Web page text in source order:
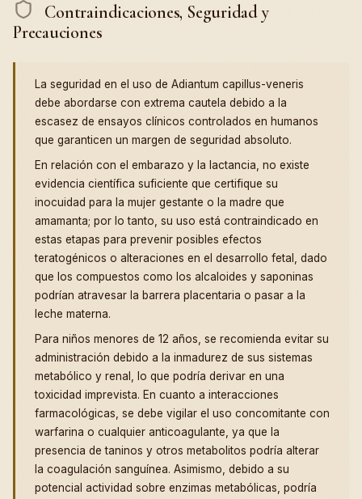
Contraindicaciones, Seguridad y
Precauciones
La seguridad en el uso de Adiantum capillus-veneris
debe abordarse con extrema cautela debido a la
escasez de ensayos clínicos controlados en humanos
que garanticen un margen de seguridad absoluto.
En relación con el embarazo y la lactancia, no existe
evidencia científica suficiente que certifique su
inocuidad para la mujer gestante o la madre que
amamanta; por lo tanto, su uso está contraindicado en
estas etapas para prevenir posibles efectos
teratogénicos o alteraciones en el desarrollo fetal, dado
que los compuestos como los alcaloides y saponinas
podrían atravesar la barrera placentaria o pasar a la
leche materna.
Para niños menores de 12 años, se recomienda evitar su
administración debido a la inmadurez de sus sistemas
metabólico y renal, lo que podría derivar en una
toxicidad imprevista. En cuanto a interacciones
farmacológicas, se debe vigilar el uso concomitante con
warfarina o cualquier anticoagulante, ya que la
presencia de taninos y otros metabolitos podría alterar
la coagulación sanguínea. Asimismo, debido a su
potencial actividad sobre enzimas metabólicas, podría